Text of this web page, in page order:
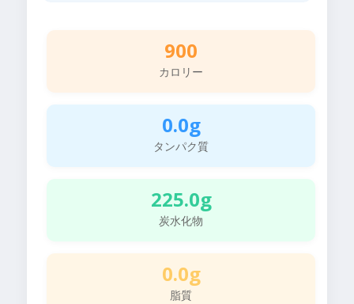
900
カロリー
0.0g
タンパク質
225.0g
炭水化物
0.0g
脂質